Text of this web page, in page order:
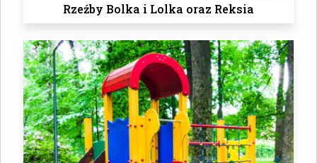
Rzeźby Bolka i Lolka oraz Reksia